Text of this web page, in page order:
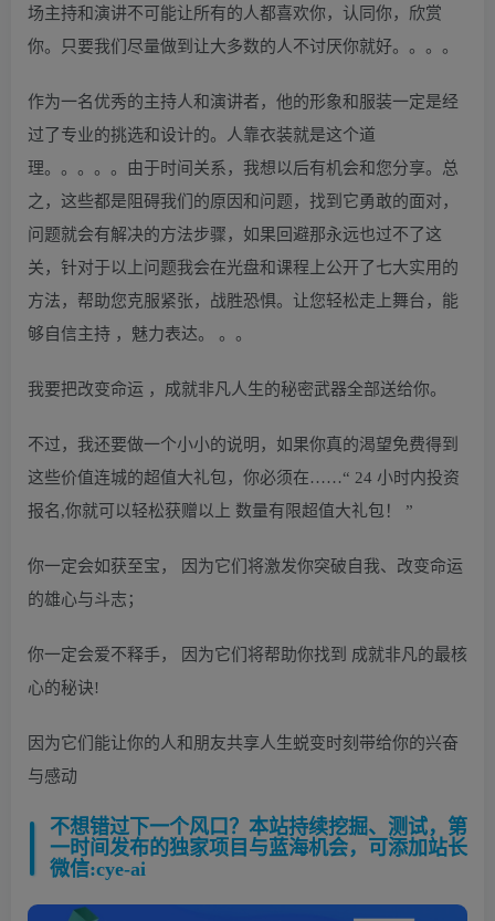
场主持和演讲不可能让所有的人都喜欢你，认同你，欣赏
你。只要我们尽量做到让大多数的人不讨厌你就好。。。。
作为一名优秀的主持人和演讲者，他的形象和服装一定是经
过了专业的挑选和设计的。人靠衣装就是这个道
理。。。。。由于时间关系，我想以后有机会和您分享。总
之，这些都是阻碍我们的原因和问题，找到它勇敢的面对，
问题就会有解决的方法步骤，如果回避那永远也过不了这
关，针对于以上问题我会在光盘和课程上公开了七大实用的
方法，帮助您克服紧张，战胜恐惧。让您轻松走上舞台，能
够自信主持 ，魅力表达。 。。
我要把改变命运 ，成就非凡人生的秘密武器全部送给你。
不过，我还要做一个小小的说明，如果你真的渴望免费得到
这些价值连城的超值大礼包，你必须在……“ 24 小时内投资
报名,你就可以轻松获赠以上 数量有限超值大礼包！ ”
你一定会如获至宝， 因为它们将激发你突破自我、改变命运
的雄心与斗志；
你一定会爱不释手， 因为它们将帮助你找到 成就非凡的最核
心的秘诀!
因为它们能让你的人和朋友共享人生蜕变时刻带给你的兴奋
与感动
不想错过下一个风口？本站持续挖掘、测试，第
一时间发布的独家项目与蓝海机会，可添加站长
微信:cye-ai